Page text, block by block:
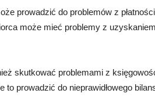
prowadzić do problemów z
może mieć problemy z
skutkować problemami z
to prowadzić do nieprawidłowego